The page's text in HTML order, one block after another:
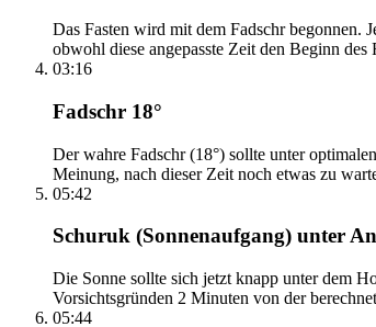
Das Fasten wird mit dem Fadschr begonnen.
obwohl diese angepasste Zeit den Beginn
03:16
Fadschr 18°
Der wahre Fadschr (18°) sollte unter
Meinung, nach dieser Zeit noch etwas zu
05:42
Schuruk (Sonnenaufgang) unter
Die Sonne sollte sich jetzt knapp unter dem
Vorsichtsgründen 2 Minuten von der
05:44